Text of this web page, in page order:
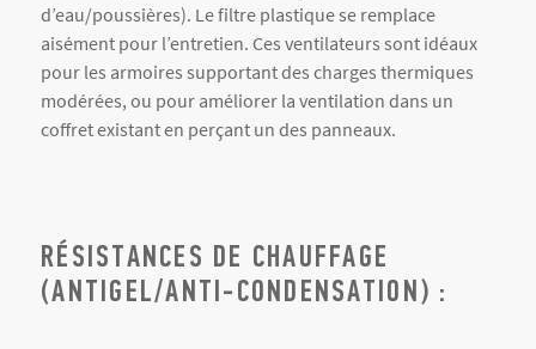
d’eau/poussières). Le filtre plastique se remplace
aisément pour l’entretien. Ces ventilateurs sont idéaux
pour les armoires supportant des charges thermiques
modérées, ou pour améliorer la ventilation dans un
coffret existant en perçant un des panneaux.
RÉSISTANCES DE CHAUFFAGE
(ANTIGEL/ANTI-CONDENSATION) :